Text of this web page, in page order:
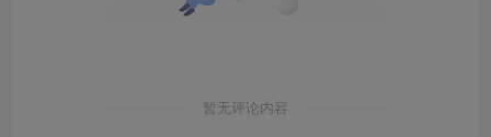
暂无评论内容